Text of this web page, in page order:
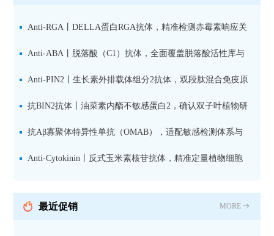
Anti-RGA丨DELLA蛋白RGA抗体，精准检测赤霉素响应关
键抑制因子
Anti-ABA丨脱落酸（C1）抗体，全面覆盖脱落酸活性库与
储存库
Anti-PIN2丨生长素外排载体组分2抗体，双段肽混合免疫原
设计方案
抗BIN2抗体丨油菜素内酯不敏感蛋白2，确认双子叶植物研
究数据特异性
抗Aβ寡聚体特异性单抗（OMAB），适配敏感检测体系与
活细胞实验
Anti-Cytokinin丨反式玉米素核苷抗体，精准定量植物细胞
最近促销 MORE